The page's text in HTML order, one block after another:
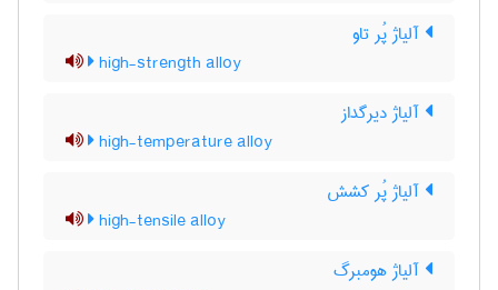
آلیاژ پُر تاو
high-strength alloy
آلیاژ دیرگداز
high-temperature alloy
آلیاژ پُر کشش
high-tensile alloy
آلیاژ هومبرگ